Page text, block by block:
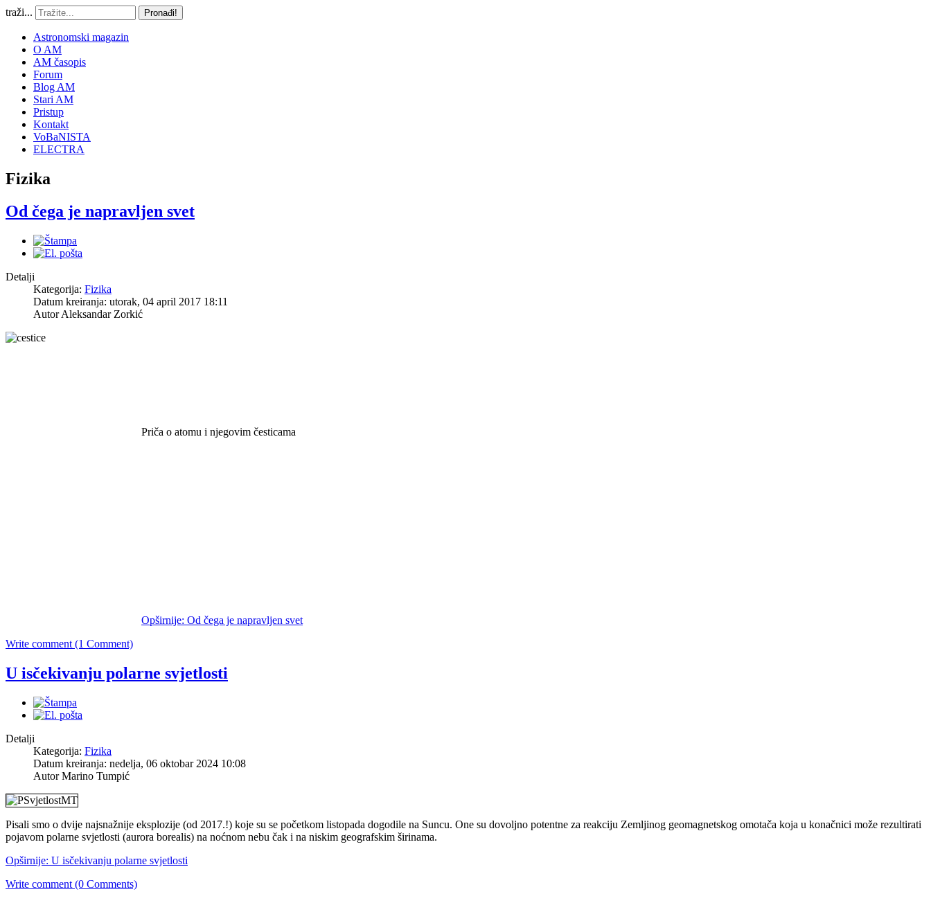
traži... Pronađi!
Astronomski magazin
O AM
AM časopis
Forum
Blog AM
Stari AM
Pristup
Kontakt
VoBaNISTA
ELECTRA
Fizika
Od čega je napravljen svet
Detalji
Kategorija: Fizika
Datum kreiranja: utorak, 04 april 2017 18:11
Autor Aleksandar Zorkić
Priča o atomu i njegovim česticama
Opširnije: Od čega je napravljen svet
Write comment (1 Comment)
U isčekivanju polarne svjetlosti
Detalji
Kategorija: Fizika
Datum kreiranja: nedelja, 06 oktobar 2024 10:08
Autor Marino Tumpić
Pisali smo o dvije najsnažnije eksplozije (od 2017.!) koje su se početkom listopada dogodile na Suncu. One su dovoljno potentne za reakciju Zemljinog geomagnetskog omotača koja u konačnici može rezultirati
pojavom polarne svjetlosti (aurora borealis) na noćnom nebu čak i na niskim geografskim širinama.
Opširnije: U isčekivanju polarne svjetlosti
Write comment (0 Comments)